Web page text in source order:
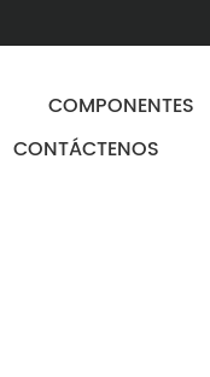
COMPONENTES
CONTÁCTENOS